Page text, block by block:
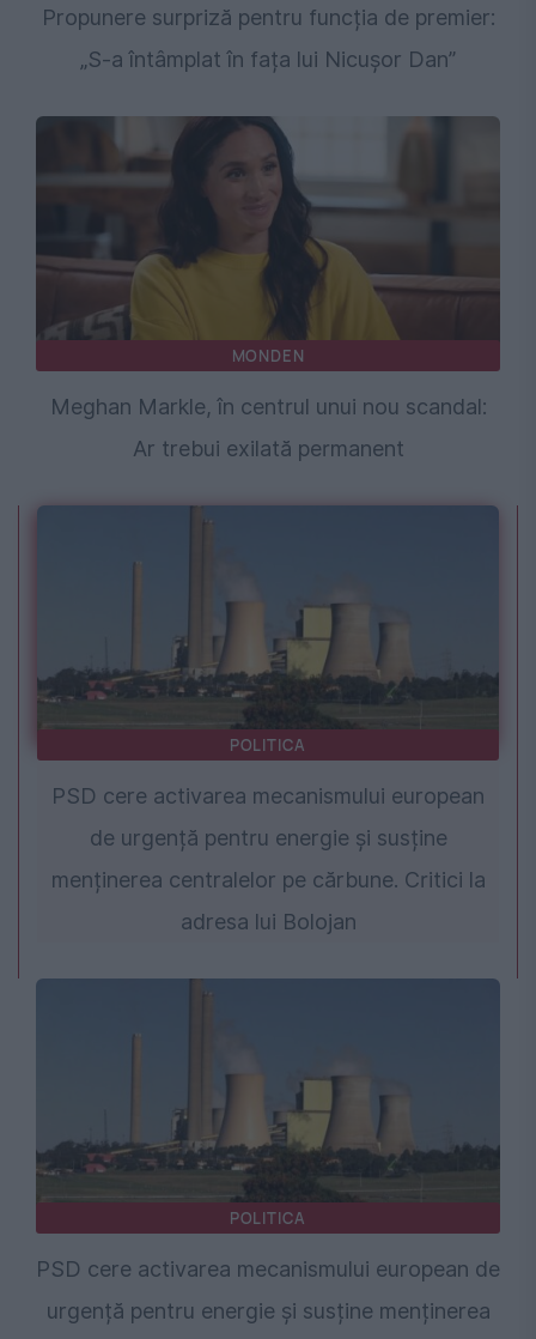
Propunere surpriză pentru funcția de premier:
„S-a întâmplat în fața lui Nicușor Dan”
MONDEN
Meghan Markle, în centrul unui nou scandal:
Ar trebui exilată permanent
POLITICA
PSD cere activarea mecanismului european
de urgență pentru energie și susține
menținerea centralelor pe cărbune. Critici la
adresa lui Bolojan
POLITICA
PSD cere activarea mecanismului european de
urgență pentru energie și susține menținerea